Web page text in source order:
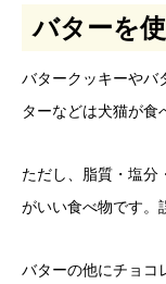
バターを
バタークッキーやバ
ターなどは犬猫が食
ただし、脂質・塩分
がいい食べ物です。
バターの他にチョコ